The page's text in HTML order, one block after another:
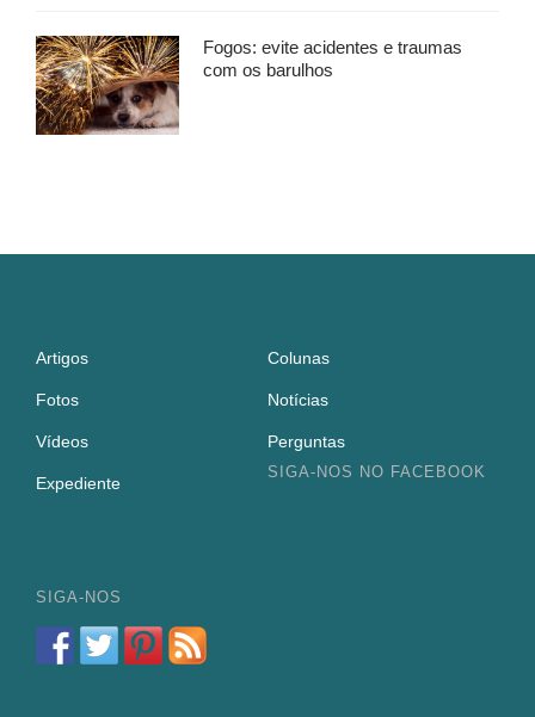
Fogos: evite acidentes e traumas
com os barulhos
Artigos Colunas
Fotos Notícias
Vídeos Perguntas
Expediente
SIGA-NOS NO FACEBOOK
SIGA-NOS